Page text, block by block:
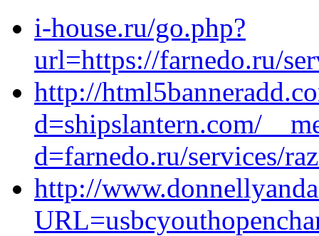
i-house.ru/go.php?
url=https://farnedo.ru/
http://
d=shipslantern.com/
d=farnedo.ru/services/
http://